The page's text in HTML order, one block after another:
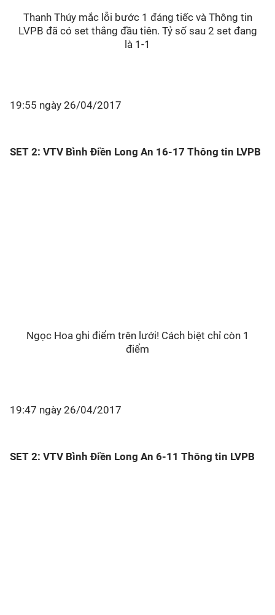
Thanh Thúy mắc lỗi bước 1 đáng tiếc và Thông tin
LVPB đã có set thắng đầu tiên. Tỷ số sau 2 set đang
là 1-1
19:55 ngày 26/04/2017
SET 2: VTV Bình Điền Long An 16-17 Thông tin LVPB
Ngọc Hoa ghi điểm trên lưới! Cách biệt chỉ còn 1
điểm
19:47 ngày 26/04/2017
SET 2: VTV Bình Điền Long An 6-11 Thông tin LVPB